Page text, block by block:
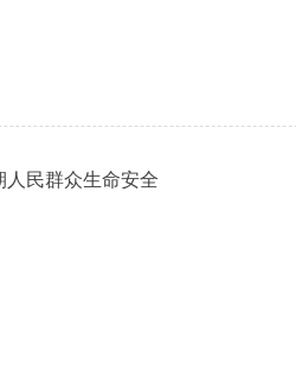
人民群众生命安全